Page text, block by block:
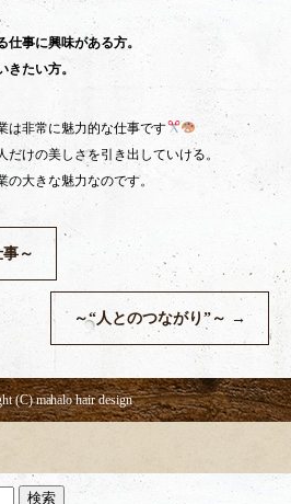
事に興味がある方。
たい方。
は非常に魅力的な仕事です
けの美しさを引き出していける。
大きな魅力なのです。
～
～“人とのつながり”～ →
(C) mahalo hair design